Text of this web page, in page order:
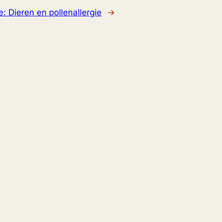
Dieren en pollenallergie →